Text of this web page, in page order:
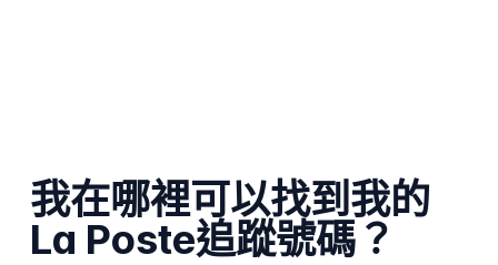
我在哪裡可以找到我的
La Poste追蹤號碼？